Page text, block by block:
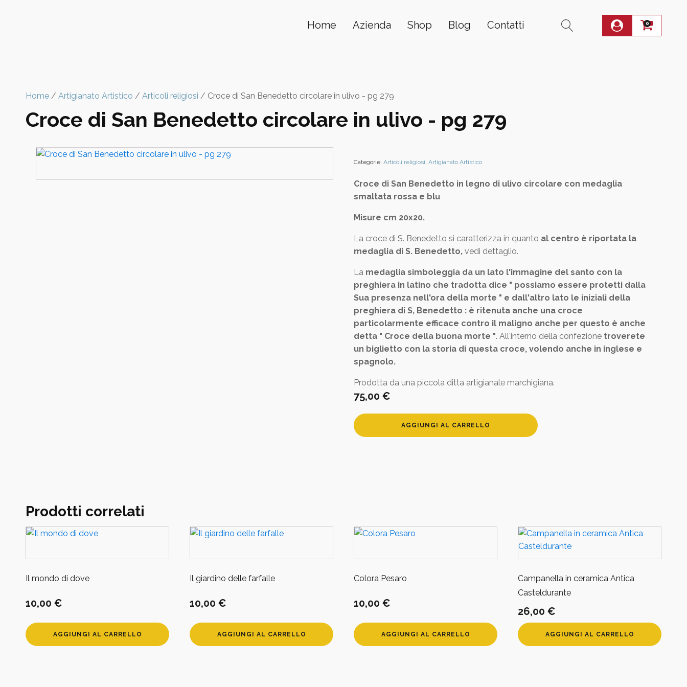
Home Azienda Shop Blog Contatti 0
Home / Artigianato Artistico / Articoli religiosi / Croce di San Benedetto circolare in ulivo - pg 279
Croce di San Benedetto circolare in ulivo - pg 279
Categorie: Articoli religiosi, Artigianato Artistico
Croce di San Benedetto in legno di ulivo circolare con medaglia
smaltata rossa e blu
Misure cm 20x20.
La croce di S. Benedetto si caratterizza in quanto al centro è riportata la
medaglia di S. Benedetto, vedi dettaglio.
La medaglia simboleggia da un lato l'immagine del santo con la
preghiera in latino che tradotta dice " possiamo essere protetti dalla
Sua presenza nell'ora della morte " e dall'altro lato le iniziali della
preghiera di S, Benedetto : è ritenuta anche una croce
particolarmente efficace contro il maligno anche per questo è anche
detta " Croce della buona morte ". All'interno della confezione troverete
un biglietto con la storia di questa croce, volendo anche in inglese e
spagnolo.
Prodotta da una piccola ditta artigianale marchigiana.
75,00 €
Croce
di
AGGIUNGI AL CARRELLO
Prodotti correlati
Il mondo di dove
10,00 €
AGGIUNGI AL CARRELLO
Il giardino delle farfalle
10,00 €
AGGIUNGI AL CARRELLO
Colora Pesaro
10,00 €
AGGIUNGI AL CARRELLO
Campanella in ceramica Antica
Casteldurante
26,00 €
AGGIUNGI AL CARRELLO